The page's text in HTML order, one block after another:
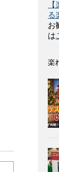
る
お
は
楽